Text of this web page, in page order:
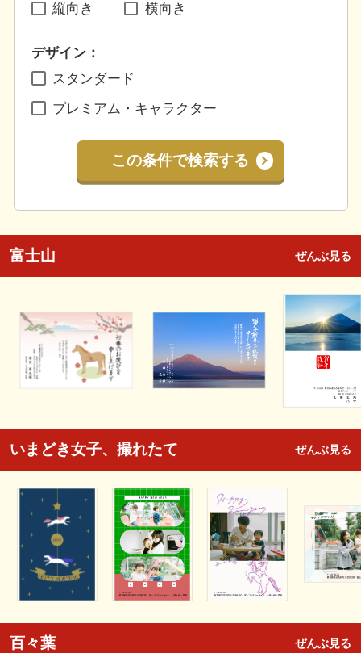
縦向き
横向き
デザイン：
スタンダード
プレミアム・キャラクター
この条件で検索する
富士山 ぜんぶ見る
いまどき女子、撮れたて ぜんぶ見る
百々葉 ぜんぶ見る